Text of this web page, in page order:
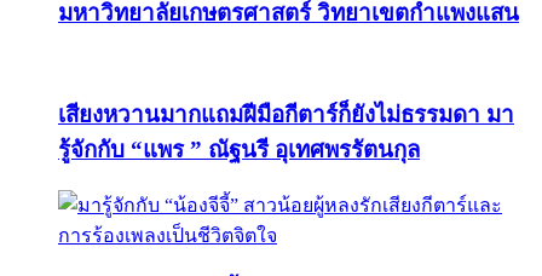
มหาวิทยาลัยเกษตรศาสตร์ วิทยาเขตกำแพงแสน
เสียงหวานมากแถมฝีมือกีตาร์ก็ยังไม่ธรรมดา มา
รู้จักกับ “แพร ” ณัฐนรี อุเทศพรรัตนกุล